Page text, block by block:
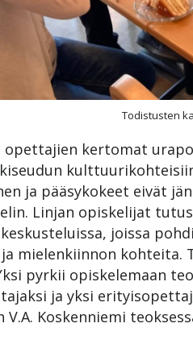
Todistusten
opettajien kertomat
ja pääsykokeet eivät
Linjan opiskelijat
joissa
mielenkiinnon kohteita.
pyrkii opiskelemaan
ja yksi
V.A. Koskenniemi